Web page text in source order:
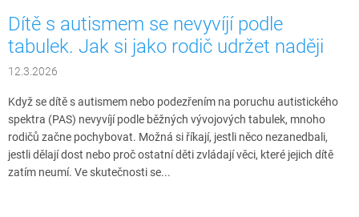
Dítě s autismem se nevyvíjí podle
tabulek. Jak si jako rodič udržet naději
12.3.2026
Když se dítě s autismem nebo podezřením na poruchu autistického
spektra (PAS) nevyvíjí podle běžných vývojových tabulek, mnoho
rodičů začne pochybovat. Možná si říkají, jestli něco nezanedbali,
jestli dělají dost nebo proč ostatní děti zvládají věci, které jejich dítě
zatím neumí. Ve skutečnosti se...